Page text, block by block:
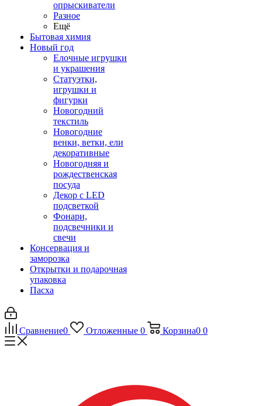
опрыскиватели
Разное
Ещё
Бытовая химия
Новый год
Елочные игрушки
и украшения
Статуэтки,
игрушки и
фигурки
Новогодний
текстиль
Новогодние
венки, ветки, ели
декоративные
Новогодняя и
рождественская
посуда
Декор с LED
подсветкой
Фонари,
подсвечники и
свечи
Консервация и
заморозка
Открытки и подарочная
упаковка
Пасха
Сравнение0 Отложенные 0 Корзина0 0